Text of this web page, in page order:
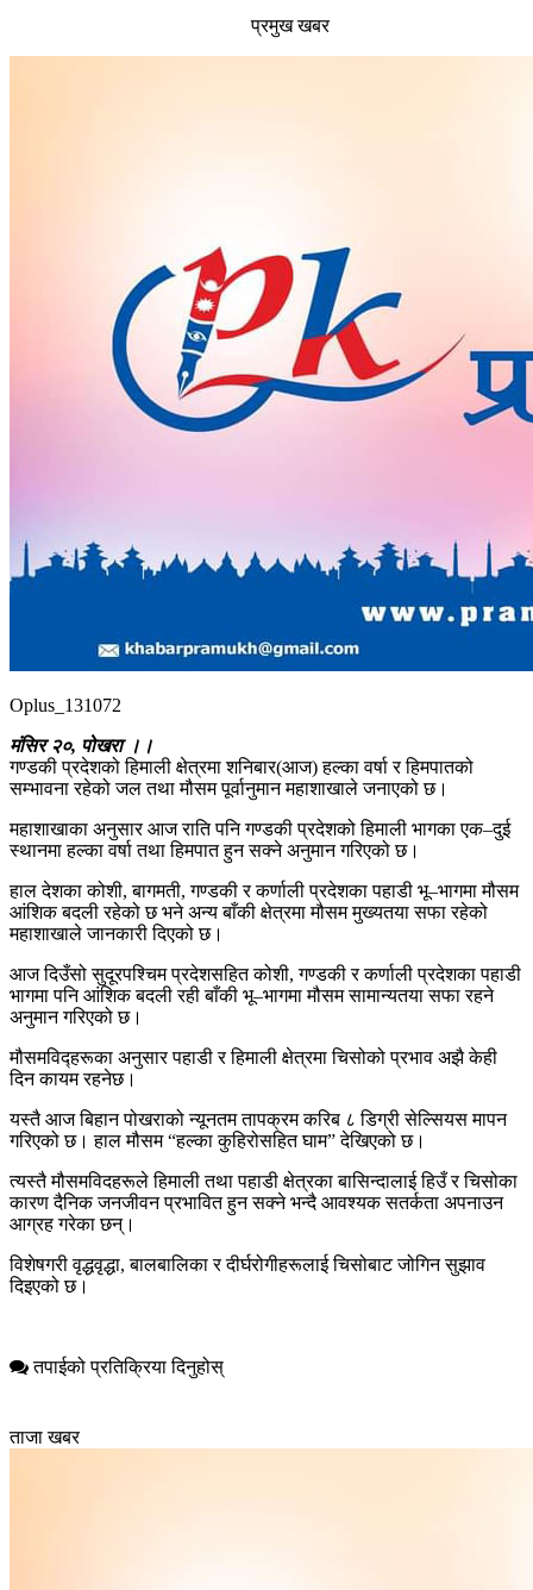
प्रमुख खबर
Oplus_131072
मंसिर २०, पोखरा ।।
गण्डकी प्रदेशको हिमाली क्षेत्रमा शनिबार(आज) हल्का वर्षा र हिमपातको
सम्भावना रहेको जल तथा मौसम पूर्वानुमान महाशाखाले जनाएको छ।
महाशाखाका अनुसार आज राति पनि गण्डकी प्रदेशको हिमाली भागका एक–दुई
स्थानमा हल्का वर्षा तथा हिमपात हुन सक्ने अनुमान गरिएको छ।
हाल देशका कोशी, बागमती, गण्डकी र कर्णाली प्रदेशका पहाडी भू–भागमा मौसम
आंशिक बदली रहेको छ भने अन्य बाँकी क्षेत्रमा मौसम मुख्यतया सफा रहेको
महाशाखाले जानकारी दिएको छ।
आज दिउँसो सुदूरपश्चिम प्रदेशसहित कोशी, गण्डकी र कर्णाली प्रदेशका पहाडी
भागमा पनि आंशिक बदली रही बाँकी भू–भागमा मौसम सामान्यतया सफा रहने
अनुमान गरिएको छ।
मौसमविद्हरूका अनुसार पहाडी र हिमाली क्षेत्रमा चिसोको प्रभाव अझै केही
दिन कायम रहनेछ।
यस्तै आज बिहान पोखराको न्यूनतम तापक्रम करिब ८ डिग्री सेल्सियस मापन
गरिएको छ। हाल मौसम “हल्का कुहिरोसहित घाम” देखिएको छ।
त्यस्तै मौसमविदहरूले हिमाली तथा पहाडी क्षेत्रका बासिन्दालाई हिउँ र चिसोका
कारण दैनिक जनजीवन प्रभावित हुन सक्ने भन्दै आवश्यक सतर्कता अपनाउन
आग्रह गरेका छन्।
विशेषगरी वृद्धवृद्धा, बालबालिका र दीर्घरोगीहरूलाई चिसोबाट जोगिन सुझाव
दिइएको छ।
तपाईको प्रतिक्रिया दिनुहोस्
ताजा खबर